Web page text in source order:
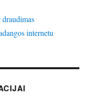
internetu